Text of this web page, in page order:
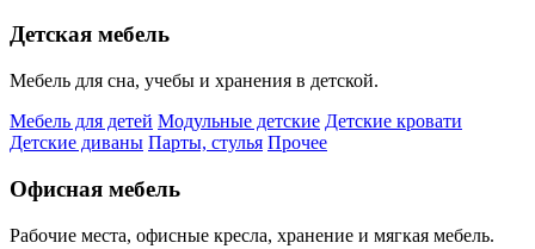
Детская мебель
Мебель для сна, учебы и хранения в детской.
Мебель для детей Модульные детские Детские кровати
Детские диваны Парты, стулья Прочее
Офисная мебель
Рабочие места, офисные кресла, хранение и мягкая мебель.